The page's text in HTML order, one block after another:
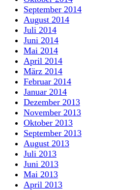
September 2014
August 2014
Juli 2014
Juni 2014
Mai 2014
April 2014
März 2014
Februar 2014
Januar 2014
Dezember 2013
November 2013
Oktober 2013
September 2013
August 2013
Juli 2013
Juni 2013
Mai 2013
April 2013